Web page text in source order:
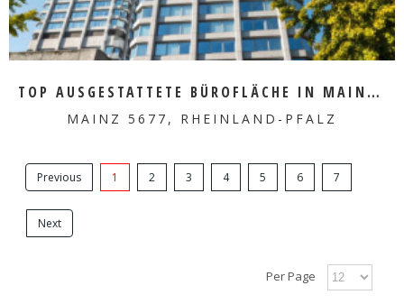
TOP AUSGESTATTETE BÜROFLÄCHE IN MAINZ ZU VERMIETEN
MAINZ 5677, RHEINLAND-PFALZ
Previous 1 2 3 4 5 6 7
Next
Per Page